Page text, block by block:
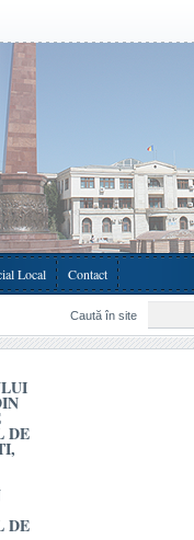
Local Contact
Caută în site
DE
DE